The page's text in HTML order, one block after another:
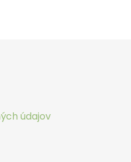
údajov